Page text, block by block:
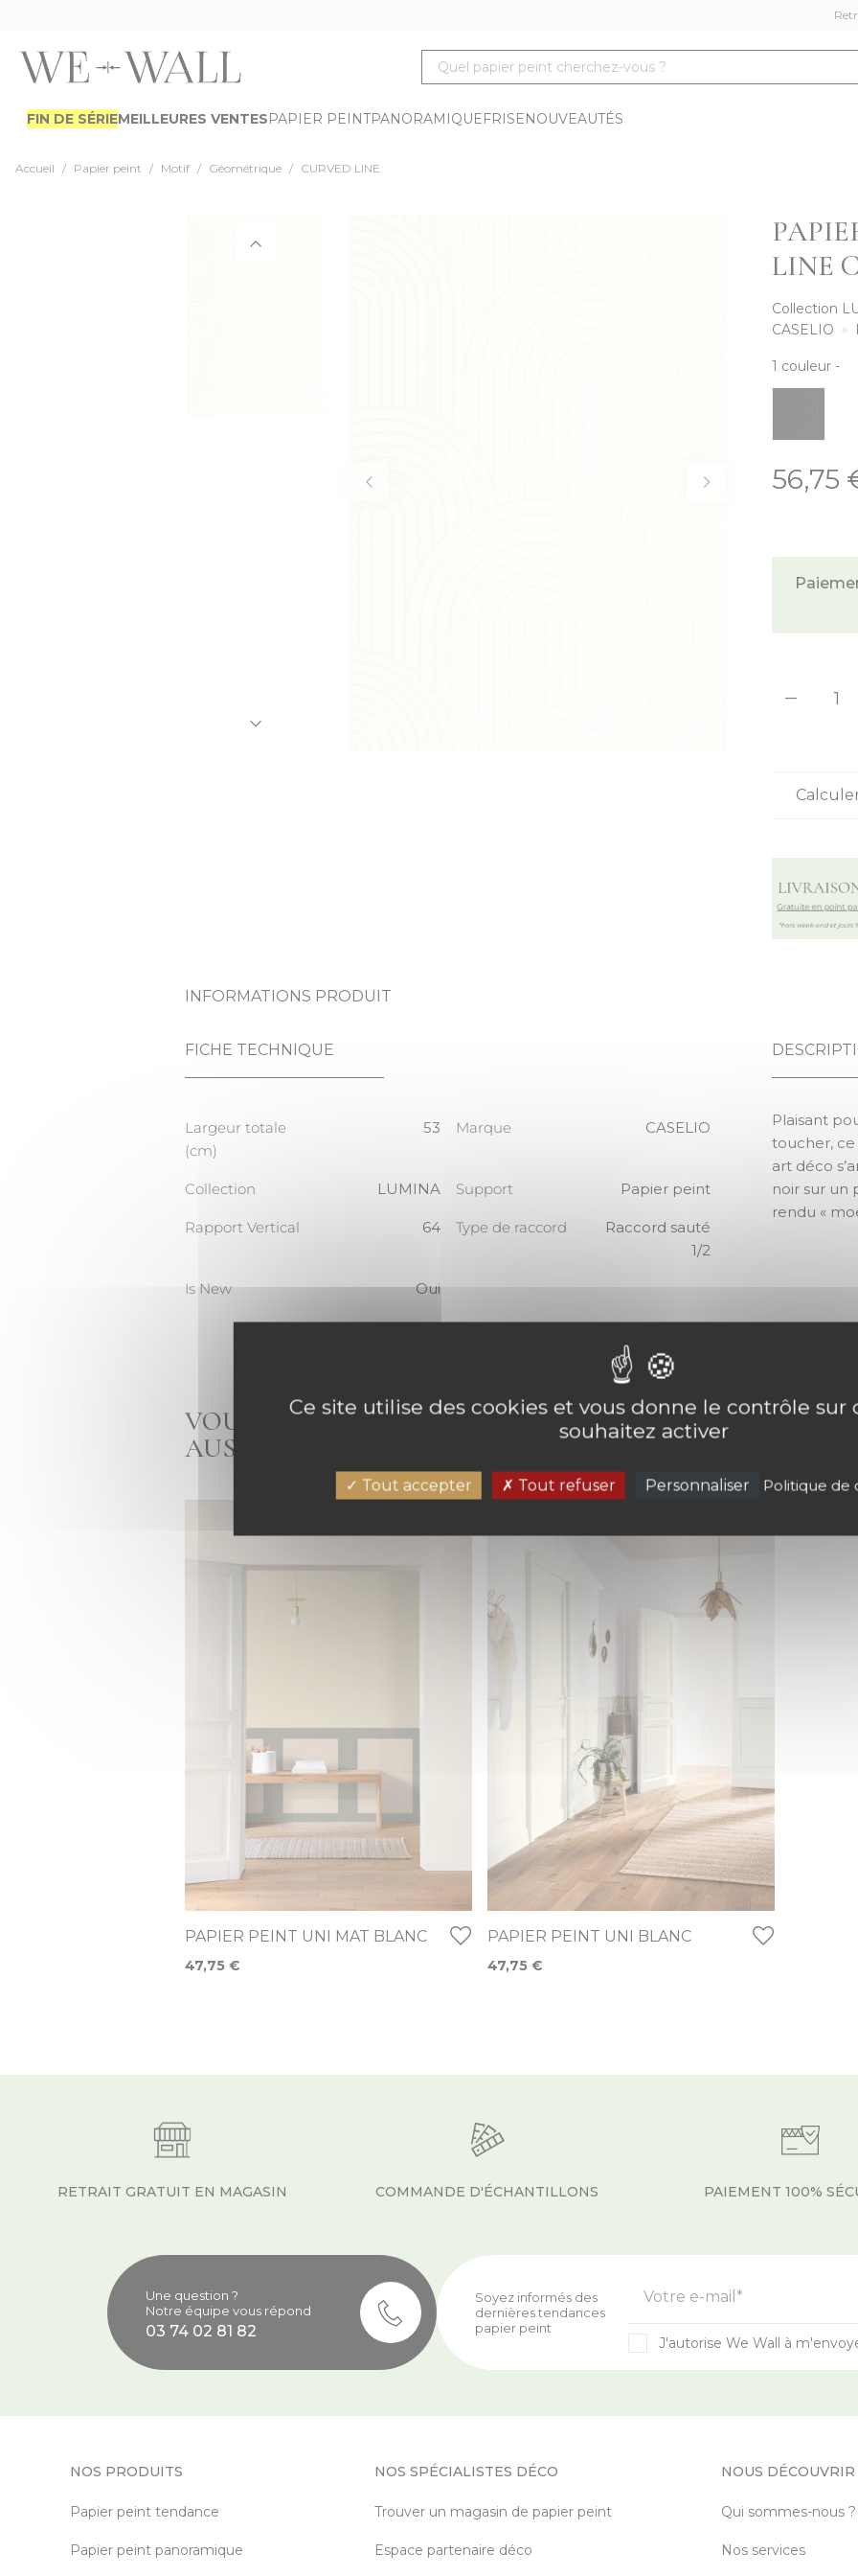
Quel papier peint cherchez-vous ?
FIN DE SÉRIEMEILLEURES VENTESPAPIER PEINTPANORAMIQUEFRISENOUVEAUTÉS
Accueil / Papier peint / Motif / Géométrique / CURVED LINE
LINE
Collection
CASELIO
1 couleur -
À partir de:
56,75
INFORMATIONS PRODUIT
FICHE TECHNIQUE
Largeur totale
(cm)
53 Marque CASELIO
Collection LUMINA Support Papier peint
Rapport Vertical 64 Type de raccord
Raccord sauté
1/2
Is New Oui
Plaisant
toucher, ce
art déco
noir sur un
rendu «
VOUS AIMEZ LE PAPIER PEINT CURVED LINE CASELIO,
AUSSI
PAPIER PEINT UNI MAT BLANC
47,75 €
PAPIER PEINT UNI BLANC
47,75 €
RETRAIT GRATUIT EN MAGASIN COMMANDE D'ÉCHANTILLONS PAIEMENT 100%
Une question ?
Notre équipe vous répond
03 74 02 81 82
Soyez informés des
dernières tendances
papier peint
Votre e-mail*
J'autorise We Wall à
NOS PRODUITS
Papier peint tendance
Papier peint panoramique
NOS SPÉCIALISTES DÉCO
Trouver un magasin de papier peint
Espace partenaire déco
NOUS DÉCOUVRIR
Qui sommes-nous ?
Nos services
Ce site utilise des cookies et vous donne le contrôle sur
souhaitez activer
Tout accepter Tout refuser Personnaliser Politique de